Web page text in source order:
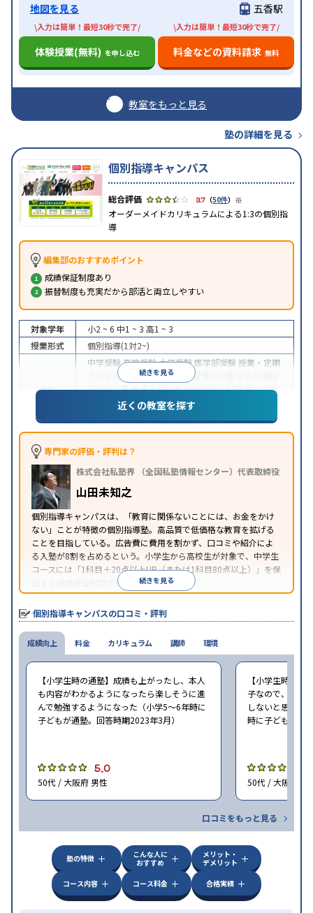
地図を見る 五香駅
\入力は簡単！最短30秒で完了/
体験授業(無料) を申し込む
\入力は簡単！最短30秒で完了/
料金などの資料請求 無料
教室をもっと見る
塾の詳細を見る
個別指導キャンパス
3.7 （50件） ※
オーダーメイドカリキュラムによる1:3の個別指
導
編集部のおすすめポイント
成績保証制度あり
振替制度も充実だから部活と両立しやすい
続きを見る
対象学年 小2 ~ 6 中1 ~ 3 高1 ~ 3
授業形式
個別指導(1対2~)
目的
中学受験高校受験大学受験 医学部受験 授業・定期
テスト対策
内申点対策 学習習慣の定着
(旧AO)対策推薦入試対策学校別特化対策国公立大
私大対策共通テスト対策
特徴
中高一貫校生に対応成績保証制度あり授業の振替
可能不登校生に対応
のみの受講可
※2023年3月調査。小学校高学年の個別指導塾アンケート調査方法を参
近くの教室を探す
専門家の評価・評判は？
株式会社私塾界 （全国私塾情報センター）代表取締役
山田未知之
個別指導キャンパスは、「教育に関係ないことには、お金をかけ
ない」ことが特徴の個別指導塾。高品質で低価格な教育を拡げる
ことを目指している。広告費に費用を割かず、口コミや紹介によ
る入塾が8割を占めるという。小学生から高校生が対象で、中学生
コースには「1科目＋20点以上UP（または1科目80点以上）」を保
証する成績保証制度が付帯している。
続きを見る
個別指導キャンパスの口コミ・評判
成績向上
【小学生時の通塾】成績も上がったし、本人
も内容がわかるようになったら楽しそうに進
んで勉強するようになった（小学5〜6年時に
子どもが通塾。回答時期2023年3月）
5.0
50代 / 大阪府 男性
【小学生時の通
子なので、せめ
しないと思った
時に子どもが通
50代 / 大阪府 男
口コミをもっと見る
料金 カリキュラム 講師 環境
塾の特徴
こんな人に
おすすめ
メリット・
デメリット
コース内容
コース料金 合格実績